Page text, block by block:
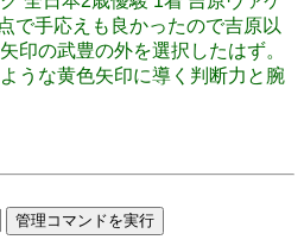
で手応えも良かったので吉原以
印の武豊の外を選択したはず。
うな黄色矢印に導く判断力と腕